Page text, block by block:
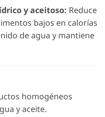
y aceitoso: Reduce
bajos en calorías
de agua y mantiene
homogéneos
y aceite.